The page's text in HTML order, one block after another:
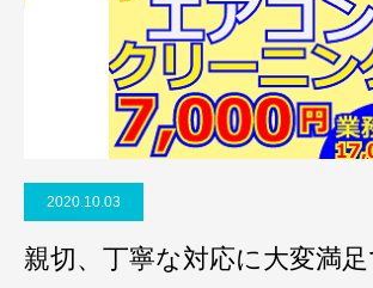
2020.10.03
親切、丁寧な対応に大変満足